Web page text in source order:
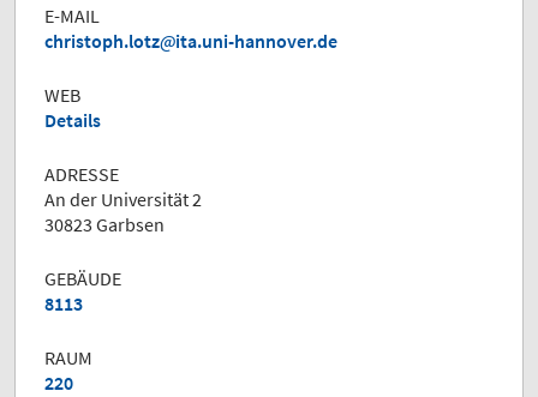
E-MAIL
christoph.lotz
ita.uni-hannover.de
WEB
Details
ADRESSE
An der Universität 2
30823 Garbsen
GEBÄUDE
8113
RAUM
220